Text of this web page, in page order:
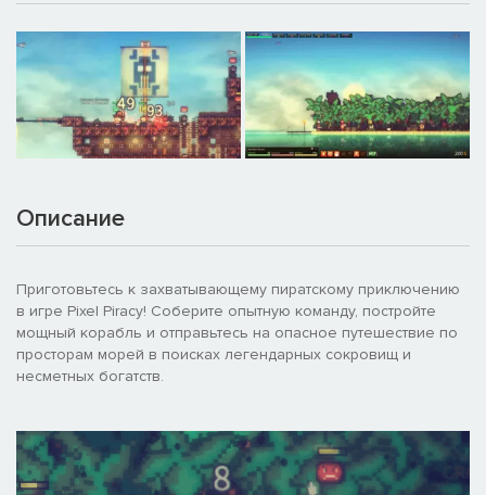
Описание
Приготовьтесь к захватывающему пиратскому приключению
в игре Pixel Piracy! Соберите опытную команду, постройте
мощный корабль и отправьтесь на опасное путешествие по
просторам морей в поисках легендарных сокровищ и
несметных богатств.